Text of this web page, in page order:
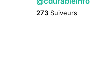
273 Suiveurs